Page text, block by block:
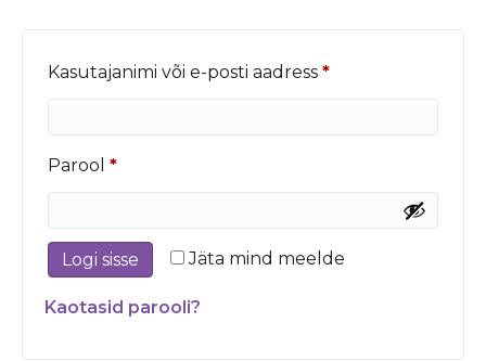
Kasutajanimi või e-posti aadress *Nõutud
Parool *Nõutud
Jäta mind meelde
Logi sisse
Kaotasid parooli?